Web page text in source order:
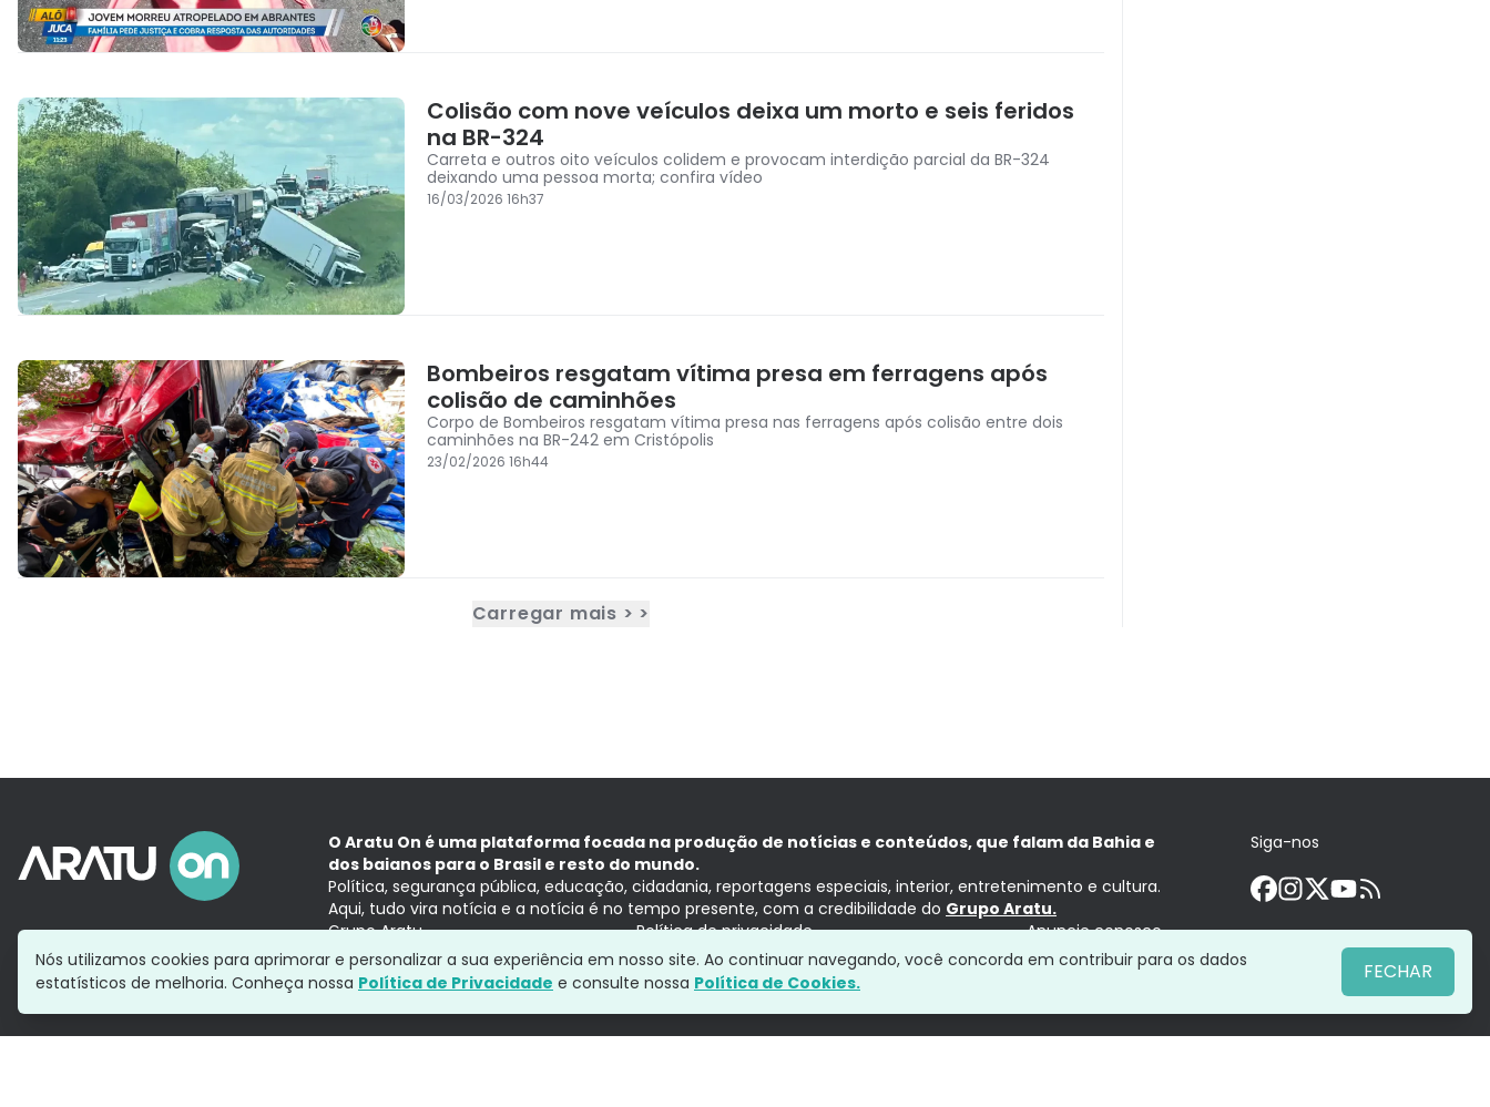
Colisão com nove veículos deixa um morto e seis feridos
na BR-324
Carreta e outros oito veículos colidem e provocam interdição parcial da BR-324
deixando uma pessoa morta; confira vídeo
16/03/2026 16h37
Bombeiros resgatam vítima presa em ferragens após
colisão de caminhões
Corpo de Bombeiros resgatam vítima presa nas ferragens após colisão entre dois
caminhões na BR-242 em Cristópolis
23/02/2026 16h44
Carregar mais > >
O Aratu On é uma plataforma focada na produção de notícias e conteúdos, que falam da Bahia e
dos baianos para o Brasil e resto do mundo.
Política, segurança pública, educação, cidadania, reportagens especiais, interior, entretenimento e cultura.
Aqui, tudo vira notícia e a notícia é no tempo presente, com a credibilidade do Grupo Aratu.
Grupo Aratu
Política de privacidade Anuncie conosco
Siga-nos
Nós utilizamos cookies para aprimorar e personalizar a sua experiência em nosso site. Ao continuar navegando, você concorda em contribuir para os dados
estatísticos de melhoria. Conheça nossa Política de Privacidade e consulte nossa Política de Cookies. FECHAR